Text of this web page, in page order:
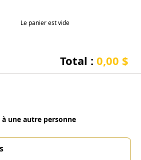
Le panier est vide
Total : 0,00 $
à une autre personne